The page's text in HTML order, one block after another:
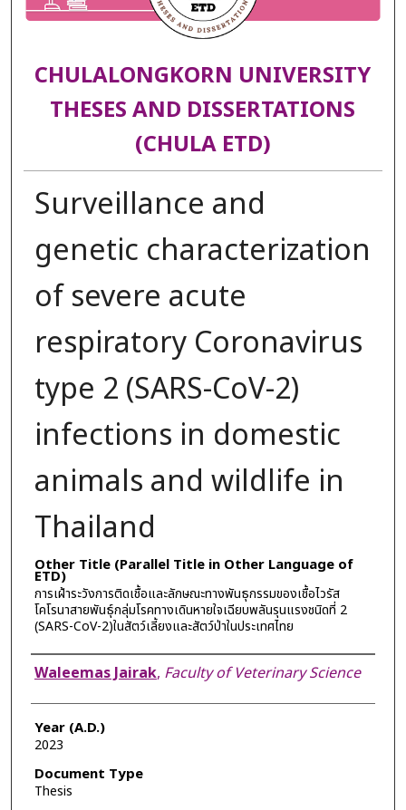
CHULALONGKORN UNIVERSITY
THESES AND DISSERTATIONS
(CHULA ETD)
Surveillance and
genetic characterization
of severe acute
respiratory Coronavirus
type 2 (SARS-CoV-2)
infections in domestic
animals and wildlife in
Thailand
Other Title (Parallel Title in Other Language of
ETD)
การเฝ้าระวังการติดเชื้อและลักษณะทางพันธุกรรมของเชื้อไวรัส
โคโรนาสายพันธุ์กลุ่มโรคทางเดินหายใจเฉียบพลันรุนแรงชนิดที่ 2
(SARS-CoV-2)ในสัตว์เลี้ยงและสัตว์ป่าในประเทศไทย
Author
Waleemas Jairak, Faculty of Veterinary Science
Year (A.D.)
2023
Document Type
Thesis